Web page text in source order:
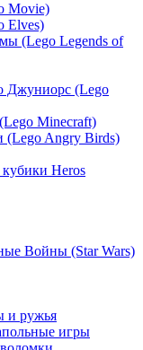
Movie)
Elves)
(Lego Legends of
Джуниорс (Lego
Minecraft)
(Lego Angry Birds)
Heros
Войны (Star Wars)
и ружья
игры